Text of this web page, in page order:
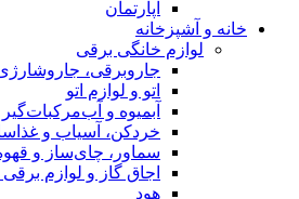
آپارتمان
خانه و آشپزخانه
لوازم خانگی برقی
جاروبرقی،
اتو و لوازم اتو
آبمیوه و آب‌مرکبات‌گیر
خردکن، آسیاب و
سماور، چای‌ساز و
اجاق گاز و لوازم
هود